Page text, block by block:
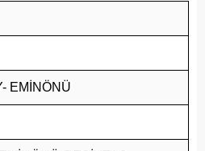
EMİNÖNÜ